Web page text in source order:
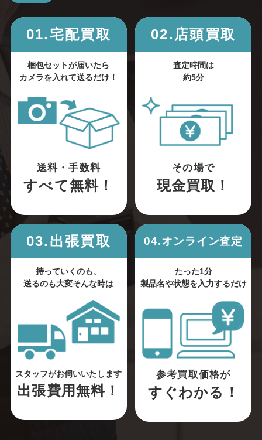
01.宅配買取
梱包セットが届いたら
カメラを入れて送るだけ！
送料・手数料
すべて無料！
02.店頭買取
査定時間は
約5分
その場で
現金買取！
03.出張買取
持っていくのも、
送るのも大変そんな時は
スタッフがお伺いいたします
出張費用無料！
04.オンライン査定
たった1分
製品名や状態を入力するだけ
参考買取価格が
すぐわかる！